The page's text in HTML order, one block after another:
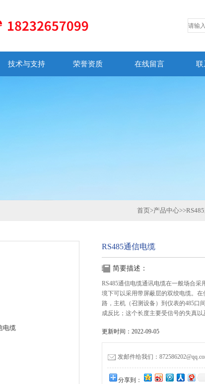
技术与支持 荣誉资质 在线留言 联
首页>产品中心>>
RS485通信电缆
简要描述：
RS485通信电缆通讯电缆在一般场合
境下可以采用带屏蔽层的双绞电缆。
路，主机（召测设备）到仪表的485口
成反比；这个长度主要受信号的失真以
更新时间：2022-09-05
发邮件给我们：
分享到：